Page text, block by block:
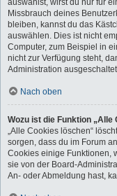
auswählst, wirst du nur für
Missbrauch deines
bleiben, kannst du das
auswählen. Dies ist nicht
Computer, zum Beispiel in
nicht zur Verfügung steht,
Administration
Nach oben
Wozu ist die Funktion „Alle
„Alle Cookies löschen“
sorgen, dass du im Forum
Cookies einige Funktionen,
sie von der Board-
An- oder Abmeldung hast,